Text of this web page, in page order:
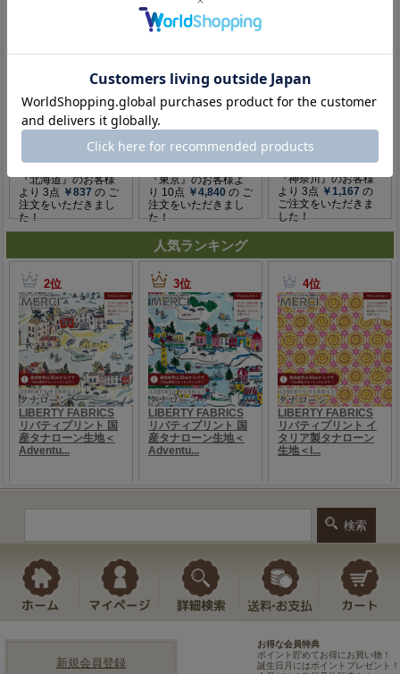
人気ランキング
新規会員登録
お得な会員特典
ポイント貯めてお得にお買い物！
誕生日月にはポイントプレゼント！